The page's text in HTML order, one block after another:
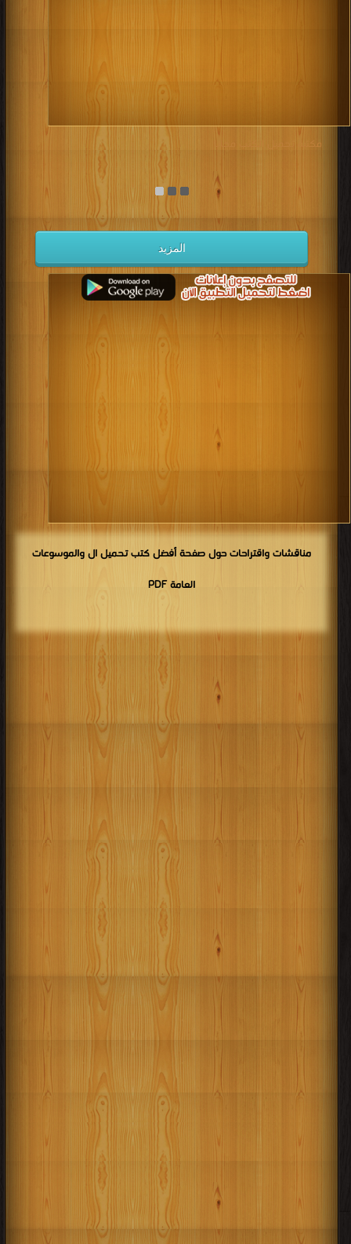
مكتبة تحميل الكتب مجانا
المزيد
مناقشات واقتراحات حول صفحة أفضل كتب تحميل ال والموسوعات
العامة PDF